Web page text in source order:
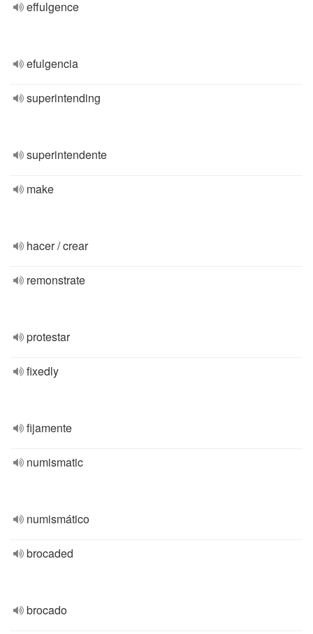
effulgence
efulgencia
superintending
superintendente
make
hacer / crear
remonstrate
protestar
fixedly
fijamente
numismatic
numismático
brocaded
brocado